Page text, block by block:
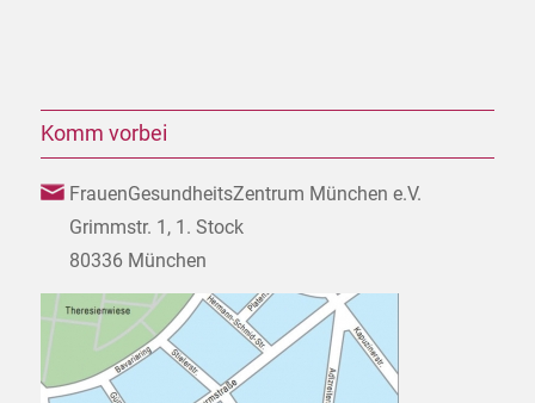
Komm vorbei
FrauenGesundheitsZentrum München e.V.
Grimmstr. 1, 1. Stock
80336 München